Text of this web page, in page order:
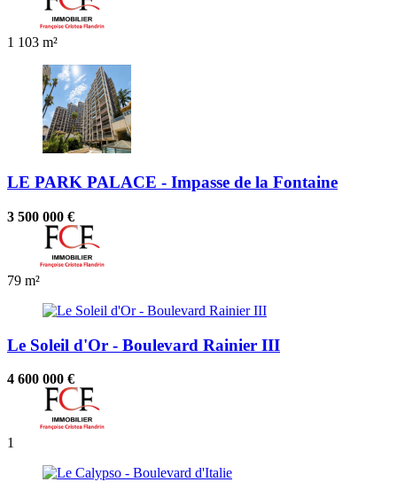
1 103 m²
LE PARK PALACE - Impasse de la Fontaine
3 500 000 €
79 m²
Le Soleil d'Or - Boulevard Rainier III
4 600 000 €
1